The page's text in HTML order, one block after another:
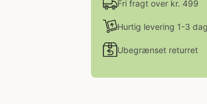
Fri fragt over kr. 499
Hurtig levering 1-3
Ubegrænset returret